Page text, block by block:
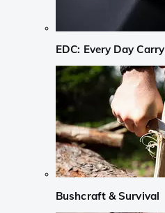
EDC: Every Day Carry
Bushcraft & Survival